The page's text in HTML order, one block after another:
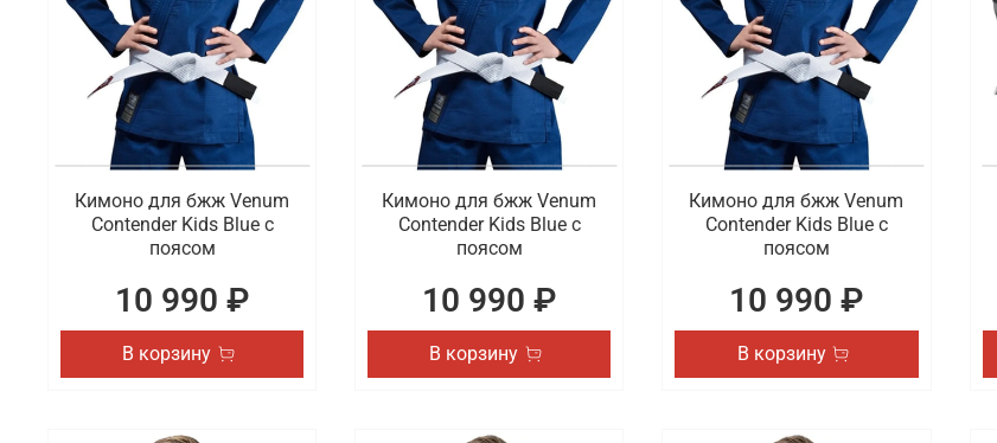
Кимоно для бжж Venum
Contender Kids Blue с
поясом
10 990 ₽
В корзину
Кимоно для бжж Venum
Contender Kids Blue с
поясом
10 990 ₽
В корзину
Кимоно для бжж Venum
Contender Kids Blue с
поясом
10 990 ₽
В корзину